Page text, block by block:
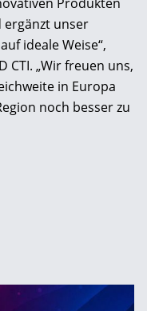
ergänzt unser
ideale Weise“,
CTI. „Wir freuen uns,
in Europa
noch besser zu